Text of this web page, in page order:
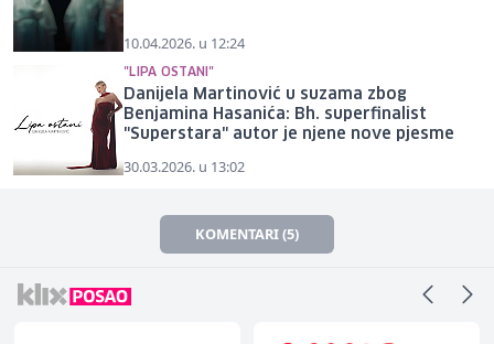
10.04.2026. u 12:24
"LIPA OSTANI"
Danijela Martinović u suzama zbog
Benjamina Hasanića: Bh. superfinalist
"Superstara" autor je njene nove pjesme
30.03.2026. u 13:02
KOMENTARI (5)